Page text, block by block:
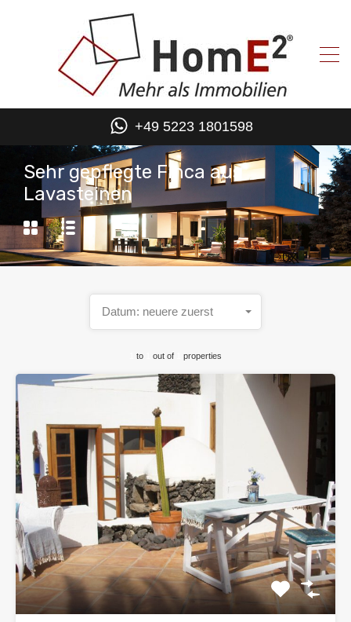
+49 5223 1801598
Sehr gepflegte Finca aus
Lavasteinen
to out of properties
Datum: neuere zuerst